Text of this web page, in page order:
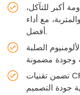
أكبر للتآكل،
مع أداء
أفضل.
الصلبة
تضمن تقنيات CFD و FEM وغيرها من التحليلات والتحققات